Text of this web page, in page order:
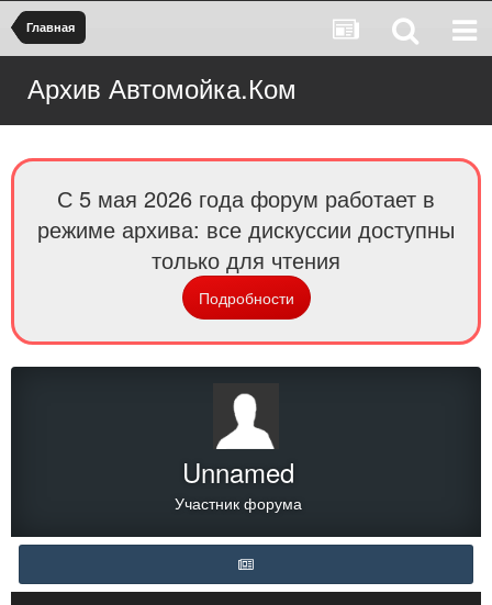
Главная
Архив Автомойка.Ком
С 5 мая 2026 года форум работает в
режиме архива: все дискуссии доступны
только для чтения
Подробности
Unnamed
Участник форума